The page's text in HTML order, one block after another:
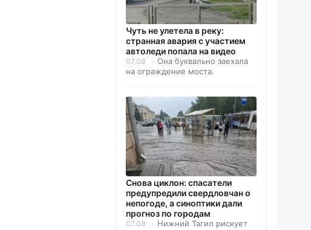
Чуть не улетела в реку:
странная авария с участием
автоледи попала на видео
07.08
Она буквально заехала
на ограждение моста.
Снова циклон: спасатели
предупредили свердловчан о
непогоде, а синоптики дали
прогноз по городам
07.08
Нижний Тагил рискует